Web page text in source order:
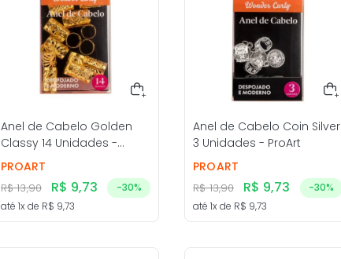
Anel de Cabelo Golden
Classy 14 Unidades -
ProArt
PROART
R$ 13,90 R$ 9,73 -30%
até1x de R$ 9,73
Anel de Cabelo Coin Silver
3 Unidades - ProArt
PROART
R$ 13,90 R$ 9,73 -30%
até1x de R$ 9,73